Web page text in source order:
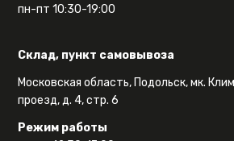
пн-пт 10:30-19:00
Склад, пункт самовывоза
Московская область, Подольск, мк.
проезд, д. 4, стр. 6
Режим работы